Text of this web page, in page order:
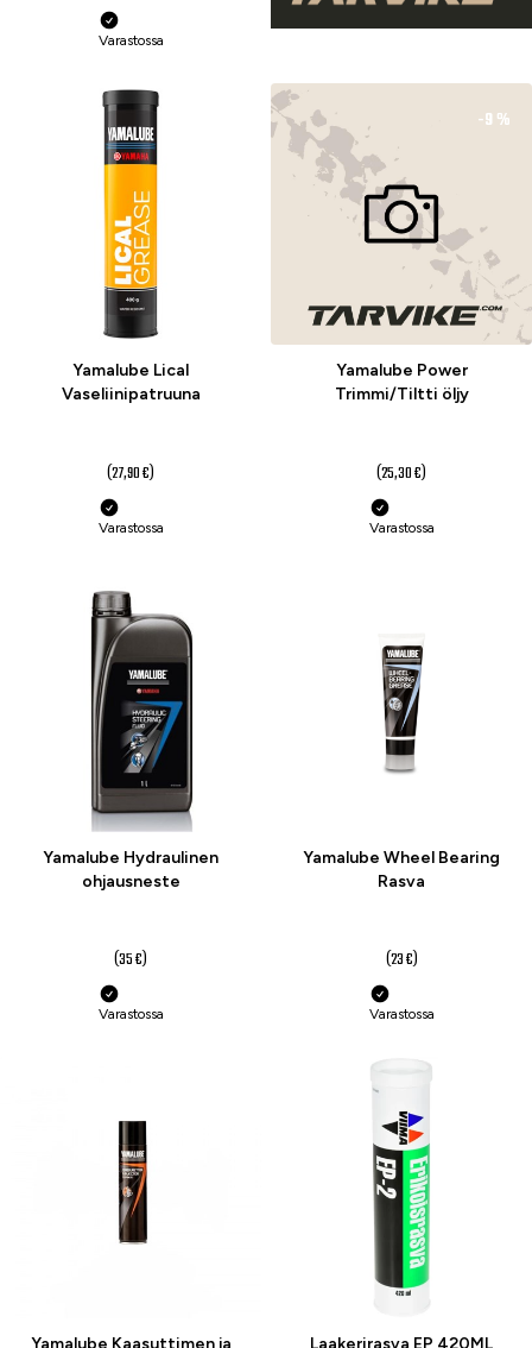
Varastossa
Yamalube Lical
Vaseliinipatruuna
(27,90 €)
Varastossa
-9 %
Yamalube Power
Trimmi/Tiltti öljy
(25,30 €)
Varastossa
Yamalube Hydraulinen
ohjausneste
(35 €)
Varastossa
Yamalube Wheel Bearing
Rasva
(23 €)
Varastossa